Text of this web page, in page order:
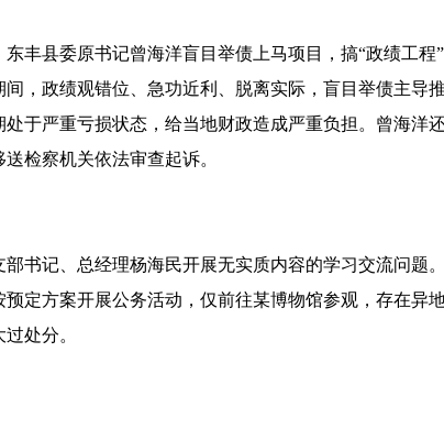
丰县委原书记曾海洋盲目举债上马项目，搞“政绩工程
，政绩观错位、急功近利、脱离实际，盲目举债主导
于严重亏损状态，给当地财政造成严重负担。曾海洋
检察机关依法审查起诉。
书记、总经理杨海民开展无实质内容的学习交流问题
定方案开展公务活动，仅前往某博物馆参观，存在异
处分。